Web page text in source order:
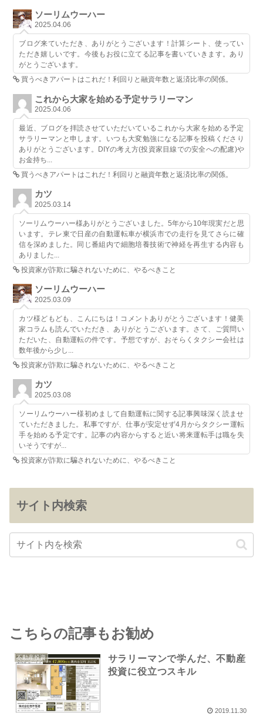
ソーリムウーハー
2025.04.06
ブログ来ていただき、ありがとうございます！計算シート、使ってい
ただき嬉しいです。今後もお役に立てる記事を書いていきます。あり
がとうございます。
買うべきアパートはこれだ！利回りと融資年数と返済比率の関係。
これから大家を始める予定サラリーマン
2025.04.06
最近、ブログを拝読させていただいているこれから大家を始める予定
サラリーマンと申します。いつも大変勉強になる記事を投稿くださり
ありがとうございます。DIYの考え方(投資家目線での安全への配慮)や
お金持ち...
買うべきアパートはこれだ！利回りと融資年数と返済比率の関係。
カツ
2025.03.14
ソーリムウーハー様ありがとうございました。5年から10年現実だと思
います。テレ東で日産の自動運転車が横浜市での走行を見てさらに確
信を深めました。同じ番組内で細胞培養技術で神経を再生する内容も
ありました...
投資家が詐欺に騙されないために、やるべきこと
ソーリムウーハー
2025.03.09
カツ様どもども、こんにちは！コメントありがとうございます！健美
家コラムも読んでいただき、ありがとうございます。さて、ご質問い
ただいた、自動運転の件です。予想ですが、おそらくタクシー会社は
数年後から少し...
投資家が詐欺に騙されないために、やるべきこと
カツ
2025.03.08
ソーリムウーハー様初めまして自動運転に関する記事興味深く読ませ
ていただきました。私事ですが、仕事が安定せず4月からタクシー運転
手を始める予定です。記事の内容からすると近い将来運転手は職を失
いそうですが...
投資家が詐欺に騙されないために、やるべきこと
サイト内検索
こちらの記事もお勧め
不動産投資
サラリーマンで学んだ、不動産
投資に役立つスキル
2019.11.30